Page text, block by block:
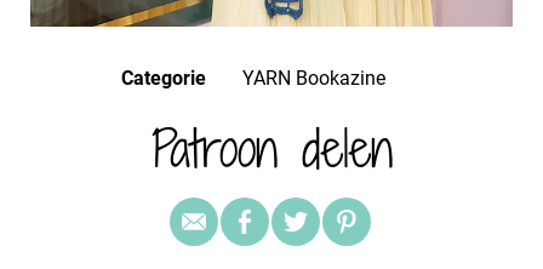
Categorie YARN Bookazine
Patroon delen